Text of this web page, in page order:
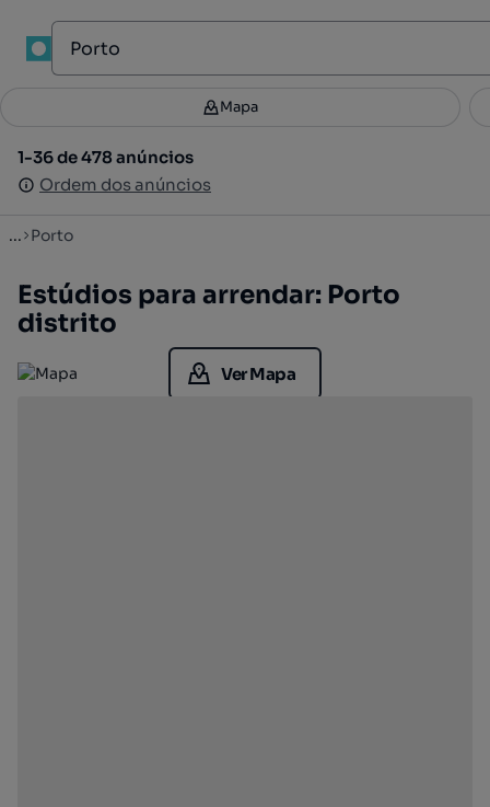
Filtros 3
1-36 de 478 anúncios
Ordem dos anúncios
Mapa
1-36 de 478 anúncios
Ordem dos anúncios
... Porto
Estúdios para arrendar: Porto
distrito
Ver Mapa